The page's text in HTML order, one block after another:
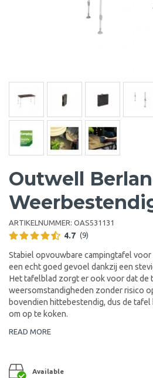
Outwell
ARTIKELNUMMER: OAS531131
4.7 (9)
Stabiel opvouwbare campingtafel voor
een echt goed gevoel dankzij een
Het tafelblad zorgt er ook voor dat de
weersomstandigheden zonder risico
bovendien hittebestendig, dus de
om op te koken.
READ MORE
Available